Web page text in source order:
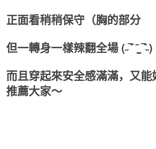
正面看稍稍保守（胸的部分
但一轉身一樣辣翻全場 (˶‾᷄ ⁻̫ ‾᷅˵)
而且穿起來安全感滿滿，又能
推薦大家～